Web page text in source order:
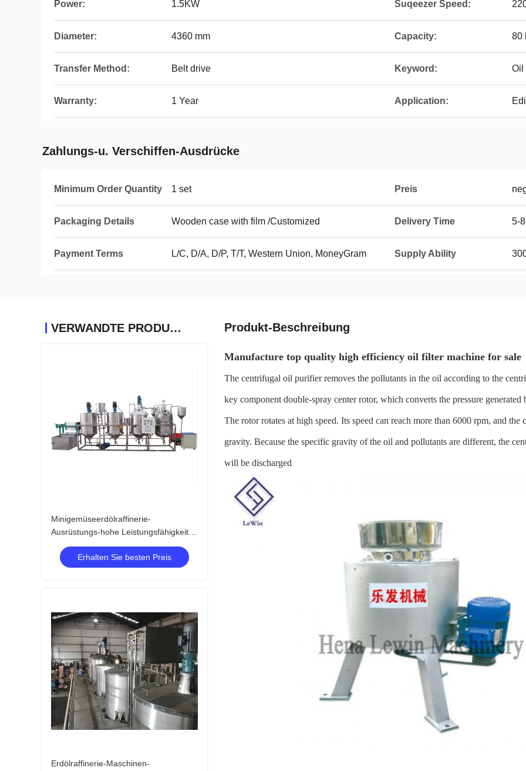
Power: 1.5KW Suqeezer Speed:
Diameter: 4360 mm Capacity: 80
Transfer Method: Belt drive Keyword: Oil
Warranty: 1 Year Application:
Zahlungs-u. Verschiffen-Ausdrücke
Minimum Order Quantity 1 set Preis
Packaging Details Wooden case with film /Customized Delivery Time 5-
Payment Terms L/C, D/A, D/P, T/T, Western Union, MoneyGram Supply Ability
VERWANDTE PRODUKTE
Minigemüseerdölraffinerie-
Ausrüstungs-hohe Leistungsfähigkeits-
Palmöl-Raffinierungs-Maschinerie
Erhalten Sie besten Preis
Erdölraffinerie-Maschinen-
Produkt-Beschreibung
Manufacture top quality high efficiency oil filter machine for sale
The centrifugal oil purifier removes the pollutants in the oil according to the
key component double-spray center rotor, which converts the pressure
The rotor rotates at high speed. Its speed can reach more than 6000 rpm, and
gravity. Because the specific gravity of the oil and pollutants are different, the
will be discharged